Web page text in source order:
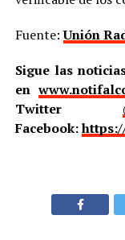
Fuente:Unión
Sigue las
en
Twitter
Facebook: